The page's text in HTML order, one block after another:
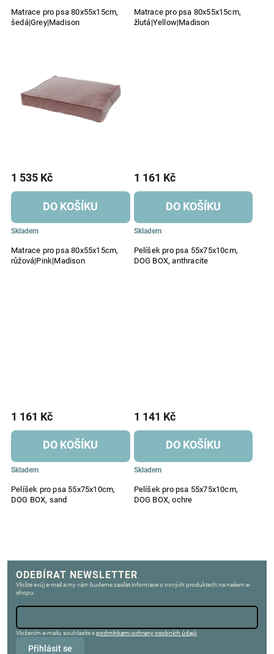
Matrace pro psa 80x55x15cm,
šedá|Grey|Madison
Matrace pro psa 80x55x15cm,
žlutá|Yellow|Madison
Matrace pro psa 80x55x15cm,
růžová|Pink|Madison
Skladem
1 535 Kč
DO KOŠÍKU
Pelíšek pro psa 55x75x10cm,
DOG BOX, anthracite
Skladem
1 161 Kč
DO KOŠÍKU
Pelíšek pro psa 55x75x10cm,
DOG BOX, sand
Skladem
1 161 Kč
DO KOŠÍKU
Pelíšek pro psa 55x75x10cm,
DOG BOX, ochre
Skladem
1 141 Kč
DO KOŠÍKU
ODEBÍRAT NEWSLETTER
Vložte svůj e-mail a my vám budeme zasílat informace o nových produktech na našem e-
shopu.
Vložením e-mailu souhlasíte spodmínkami ochrany osobních údajů
Přihlásit se